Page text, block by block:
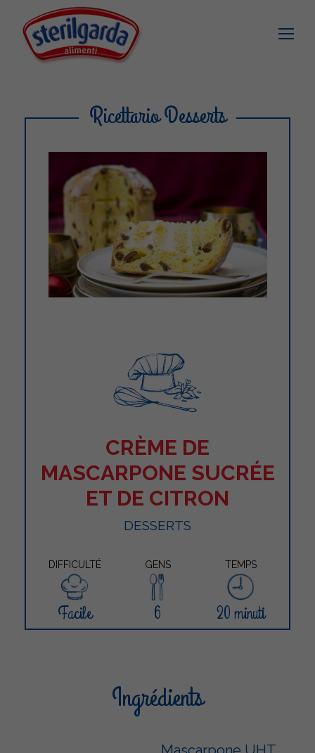
Ricettario Desserts
CRÈME DE
MASCARPONE SUCRÉE
ET DE CITRON
DESSERTS
DIFFICULTÉ GENS TEMPS
Facile 6 20 minuti
Ingrédients